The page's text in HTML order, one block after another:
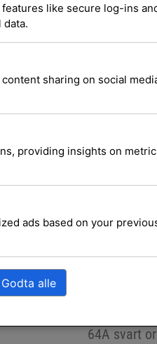
HP 64A
capacity
SKUCC364A
kr2
6 på lager (kan
64A svart
like secure log-ins
sharing on social
providing insights on
ads based on your
Godta alle